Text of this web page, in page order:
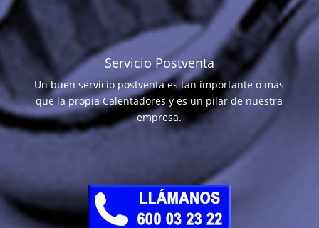
Servicio Postventa
Un buen servicio postventa es tan importante o más
que la propia Calentadores y es un pilar de nuestra
empresa.